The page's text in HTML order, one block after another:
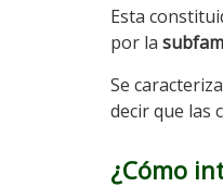
Esta
por la
Se
decir que las
¿Cómo